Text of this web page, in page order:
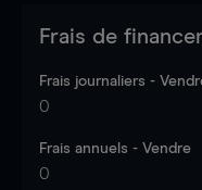
Frais de
Frais journaliers -
0
Frais annuels - Vendre
0